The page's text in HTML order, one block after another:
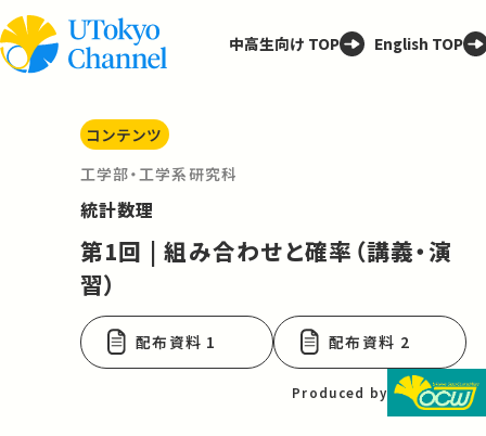
中高生向け TOP English TOP
コンテンツ
工学部・工学系研究科
統計数理
第1回 | 組み合わせと確率（講義・演
習）
配布資料 1 配布資料 2
Produced by